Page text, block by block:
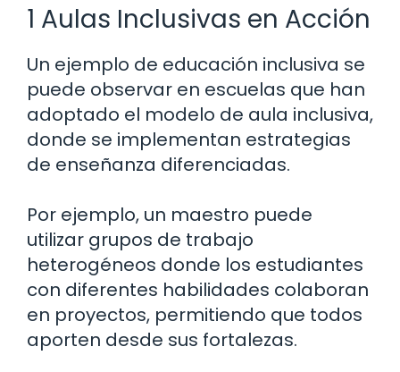
1 Aulas Inclusivas en Acción
Un ejemplo de educación inclusiva se
puede observar en escuelas que han
adoptado el modelo de aula inclusiva,
donde se implementan estrategias
de enseñanza diferenciadas.
Por ejemplo, un maestro puede
utilizar grupos de trabajo
heterogéneos donde los estudiantes
con diferentes habilidades colaboran
en proyectos, permitiendo que todos
aporten desde sus fortalezas.